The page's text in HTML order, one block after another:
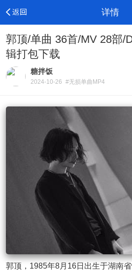
详情
郭顶/单曲 36首/MV 28部/
辑打包下载
糖拌饭
2024-10-26 #无损单曲MP4
郭顶，1985年8月16日出生于湖南